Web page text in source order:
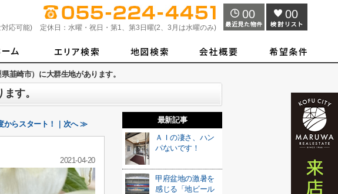
応可能) 定休日： 水曜・祝日・第1、第3日曜(2、3月は水曜のみ)
00 00
韮崎市）に大群生地があります。
す。
からスタート！｜次へ ≫
2021-04-20
最新記事
ＡＩの凄さ、ハン
パないです！
甲府盆地の激暑を
感じる「地ビール